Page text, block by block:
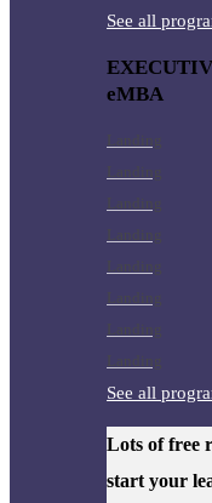
See all
eMBA
Landing
Landing
Landing
Landing
Landing
Landing
Landing
Landing
See all
Lots of free
start your